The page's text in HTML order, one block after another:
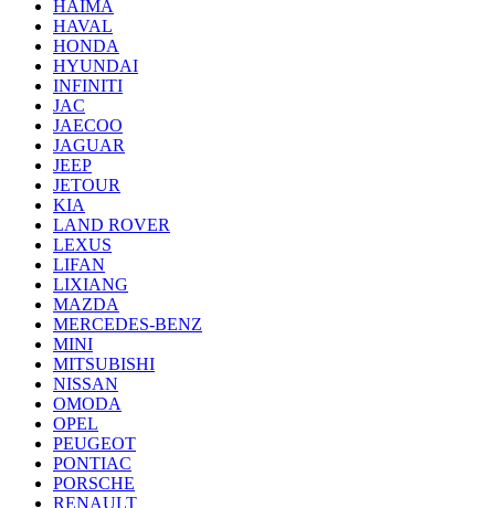
HAIMA
HAVAL
HONDA
HYUNDAI
INFINITI
JAC
JAECOO
JAGUAR
JEEP
JETOUR
KIA
LAND ROVER
LEXUS
LIFAN
LIXIANG
MAZDA
MERCEDES-BENZ
MINI
MITSUBISHI
NISSAN
OMODA
OPEL
PEUGEOT
PONTIAC
PORSCHE
RENAULT